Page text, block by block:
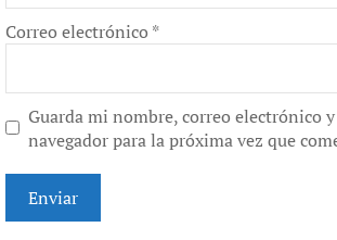
Correo electrónico *
Guarda mi nombre, correo electrónico
navegador para la próxima vez que